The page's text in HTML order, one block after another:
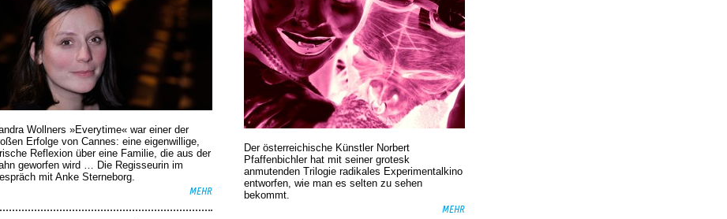
Wollners »Everytime« war einer der
Erfolge von Cannes: eine eigenwillige,
Reflexion über eine ­Familie, die aus der
geworfen wird … Die Regisseurin im
mit Anke Sterneborg.
MEHR
Der österreichische Künstler Norbert
Pfaffenbichler hat mit seiner grotesk
anmutenden Trilogie radikales Experimentalkino
entworfen, wie man es selten zu sehen
bekommt.
MEHR